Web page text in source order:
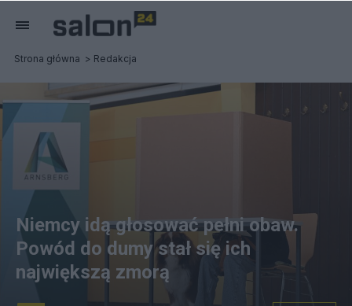
Strona główna Redakcja
Niemcy idą głosować pełni obaw.
Powód do dumy stał się ich
największą zmorą